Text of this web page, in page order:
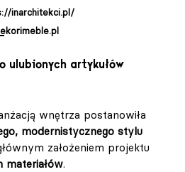
inarchitekci.pl/
ulubionych artykułów
wnętrza postanowiła
modernistycznego stylu
założeniem projektu
materiałów.